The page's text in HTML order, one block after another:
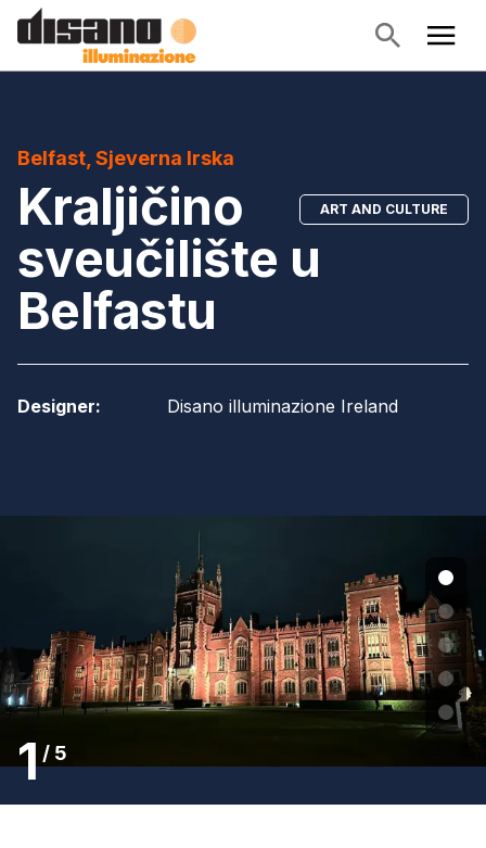
Belfast, Sjeverna Irska
Kraljičino
sveučilište u
Belfastu
ART AND CULTURE
Designer: Disano illuminazione Ireland
1 / 5